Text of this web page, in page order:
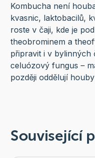
Kombucha není
kvasnic, laktobacilů,
roste v čaji, kde je
theobrominem a
připravit i v bylinných
celuózový fungus –
později oddělují
Související